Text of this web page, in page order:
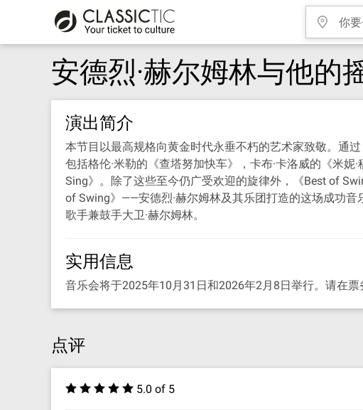
安德烈·赫尔姆林与他的
演出简介
本节目以最高规格向黄金时代永垂不朽的艺术家致敬。通
包括格伦·米勒的《查塔努加快车》，卡布·卡洛威的《米妮
Sing》。除了这些至今仍广受欢迎的旋律外，《Best of
of Swing》——安德烈·赫尔姆林及其乐团打造的这场成功
歌手兼鼓手大卫·赫尔姆林。
实用信息
音乐会将于2025年10月31日和2026年2月8日举行。请在票
点评
5.0 of 5